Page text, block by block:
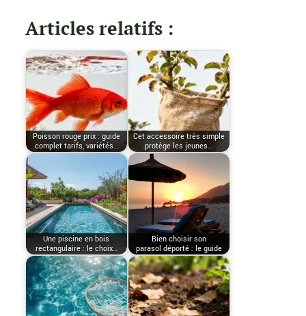
Articles relatifs :
Poisson rouge prix : guide
complet tarifs, variétés…
Cet accessoire très simple
protège les jeunes…
Une piscine en bois
rectangulaire : le choix…
Bien choisir son
parasol déporté : le guide